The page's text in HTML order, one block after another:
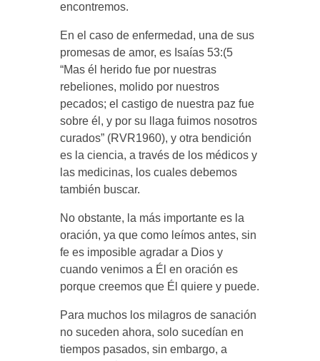
encontremos.
En el caso de enfermedad, una de sus
promesas de amor, es Isaías 53:(5
“Mas él herido fue por nuestras
rebeliones, molido por nuestros
pecados; el castigo de nuestra paz fue
sobre él, y por su llaga fuimos nosotros
curados” (RVR1960), y otra bendición
es la ciencia, a través de los médicos y
las medicinas, los cuales debemos
también buscar.
No obstante, la más importante es la
oración, ya que como leímos antes, sin
fe es imposible agradar a Dios y
cuando venimos a Él en oración es
porque creemos que Él quiere y puede.
Para muchos los milagros de sanación
no suceden ahora, solo sucedían en
tiempos pasados, sin embargo, a